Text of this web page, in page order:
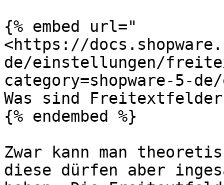
{% embed url="
<https://
de/einstellungen/
category=shopware-5-
Was sind Freitextfelder
{% endembed %}
Zwar kann man
diese dürfen aber